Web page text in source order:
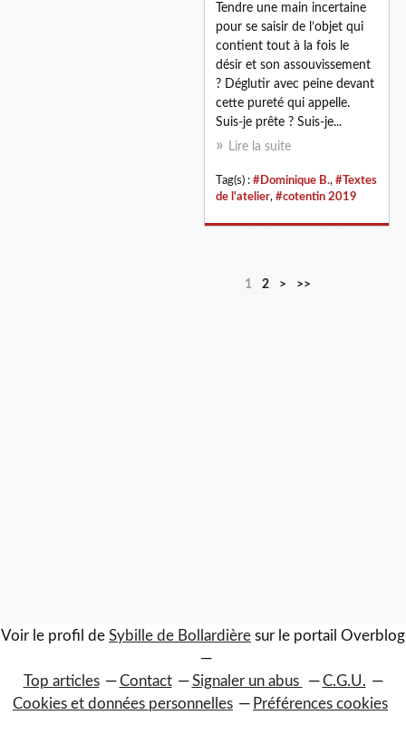
Tendre une main incertaine
pour se saisir de l’objet qui
contient tout à la fois le
désir et son assouvissement
? Déglutir avec peine devant
cette pureté qui appelle.
Suis-je prête ? Suis-je...
Lire la suite
Tag(s) : #Dominique B., #Textes
de l'atelier, #cotentin 2019
1 2 > >>
Voir le profil de Sybille de Bollardière sur le portail Overblog
Top articles Contact Signaler un abus
C.G.U.
Cookies et données personnelles
Préférences cookies